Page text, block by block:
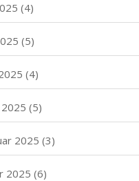
(4)
(5)
(4)
(5)
2025 (3)
2025 (6)